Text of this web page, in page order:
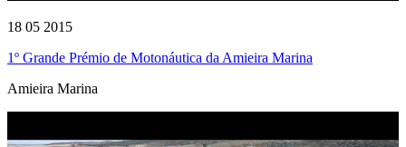
18 05 2015
1º Grande Prémio de Motonáutica da Amieira Marina
Amieira Marina